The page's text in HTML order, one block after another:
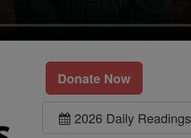
Donate Now
2026 Daily Readings